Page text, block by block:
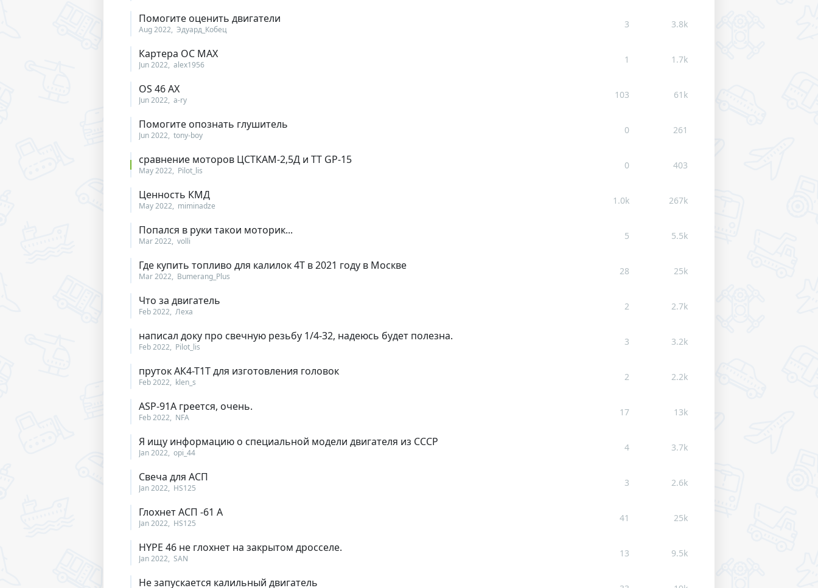
Помогите оценить двигатели
Aug 2022 Эдуард_Кобец 3 3.8k
Картера ОС МАХ
Jun 2022 alex1956 1 1.7k
OS 46 AX
Jun 2022 a-ry 103 61k
Помогите опознать глушитель
Jun 2022 tony-boy 0 261
сравнение моторов ЦСТКАМ-2,5Д и TT GP-15
May 2022 Pilot_lis 0 403
Ценность КМД
May 2022 miminadze 1.0k 267k
Попался в руки такои моторик...
Mar 2022 volli 5 5.5k
Где купить топливо для калилок 4Т в 2021 году в Москве
Mar 2022 Bumerang_Plus 28 25k
Что за двигатель
Feb 2022 Леха 2 2.7k
написал доку про свечную резьбу 1/4-32, надеюсь будет полезна.
Feb 2022 Pilot_lis 3 3.2k
пруток АК4-Т1Т для изготовления головок
Feb 2022 klen_s 2 2.2k
ASP-91A греется, очень.
Feb 2022 NFA 17 13k
Я ищу информацию о специальной модели двигателя из СССР
Jan 2022 opi_44 4 3.7k
Свеча для АСП
Jan 2022 HS125 3 2.6k
Глохнет АСП -61 А
Jan 2022 HS125 41 25k
HYPE 46 не глохнет на закрытом дросселе.
Jan 2022 SAN 13 9.5k
Не запускается калильный двигатель